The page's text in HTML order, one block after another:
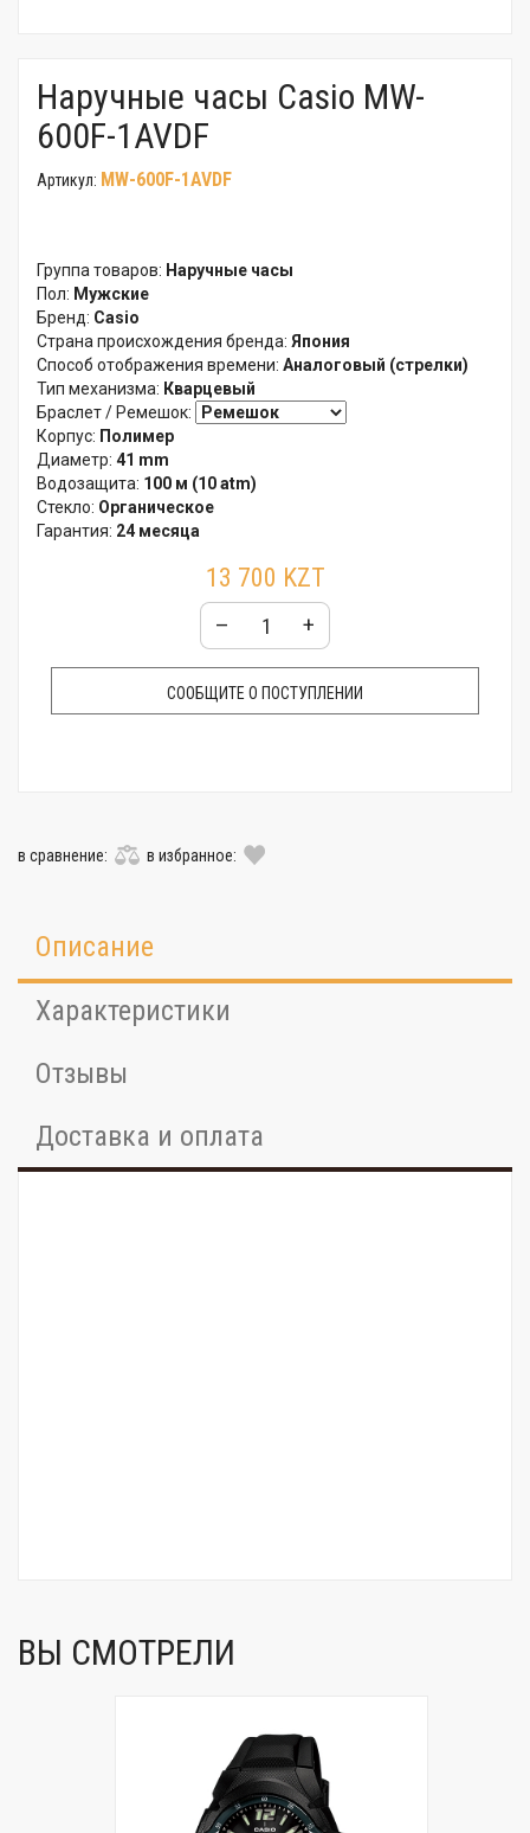
Наручные часы Casio MW-
600F-1AVDF
Артикул: MW-600F-1AVDF
Группа товаров: Наручные часы
Пол: Мужские
Бренд: Casio
Страна происхождения бренда: Япония
Способ отображения времени: Аналоговый (стрелки)
Тип механизма: Кварцевый
Браслет / Ремешок:
Корпус: Полимер
Диаметр: 41 mm
Водозащита: 100 м (10 atm)
Стекло: Органическое
Гарантия: 24 месяца
13 700 KZT
– +
СООБЩИТЕ О ПОСТУПЛЕНИИ
в сравнение: в избранное:
Описание
Характеристики
Отзывы
Доставка и оплата
ВЫ СМОТРЕЛИ